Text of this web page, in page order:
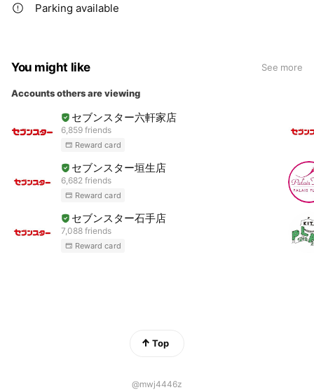
Parking available
You might like See more
Accounts others are viewing
セブンスター六軒家店
6,859 friends
Reward card
セブンスター垣生店
6,682 friends
Reward card
セブンスター石手店
7,088 friends
Reward card
Top
@mwj4446z